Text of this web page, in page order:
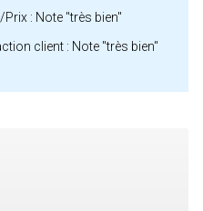
Prix : Note "très bien"
client : Note "très bien"